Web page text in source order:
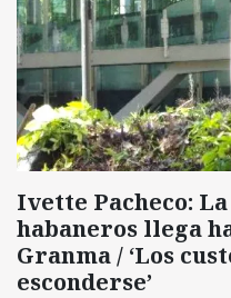
Ivette Pacheco:
habaneros llega
Granma / ‘Los
esconderse’